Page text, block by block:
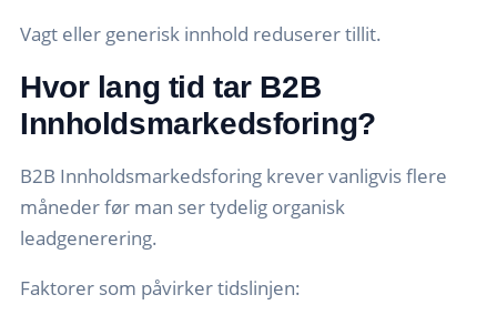
Vagt eller generisk innhold reduserer tillit.
Hvor lang tid tar B2B
Innholdsmarkedsforing?
B2B Innholdsmarkedsforing krever vanligvis flere
måneder før man ser tydelig organisk
leadgenerering.
Faktorer som påvirker tidslinjen: